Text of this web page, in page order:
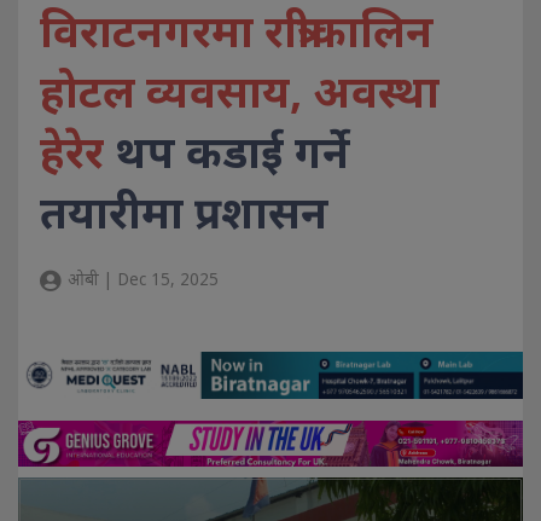
विराटनगरमा रात्रीकालिन
होटल व्यवसाय, अवस्था
हेरेर थप कडाई गर्ने
तयारीमा प्रशासन
ओबी | Dec 15, 2025